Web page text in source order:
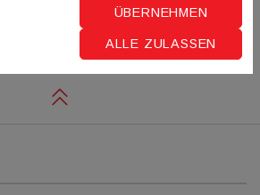
ÜBERNEHMEN
ALLE ZULASSEN